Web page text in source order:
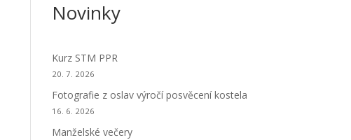
Novinky
Kurz STM PPR
20. 7. 2026
Fotografie z oslav výročí posvěcení kostela
16. 6. 2026
Manželské večery